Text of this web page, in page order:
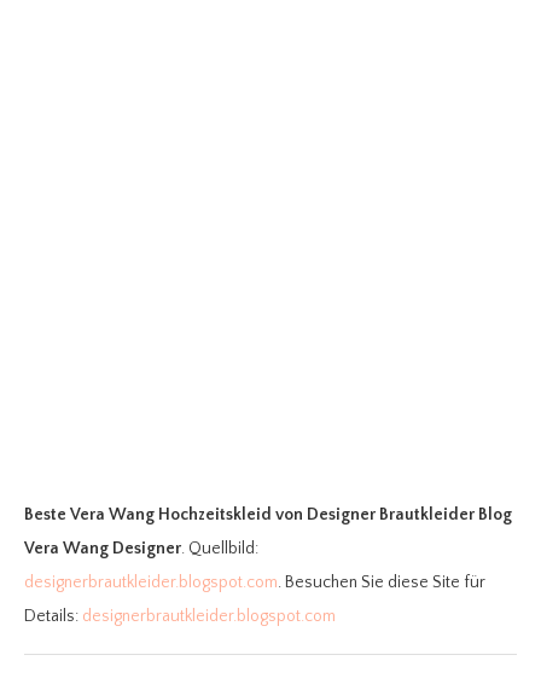
Beste Vera Wang Hochzeitskleid von Designer Brautkleider Blog
Vera Wang Designer. Quellbild:
designerbrautkleider.blogspot.com. Besuchen Sie diese Site für
Details: designerbrautkleider.blogspot.com